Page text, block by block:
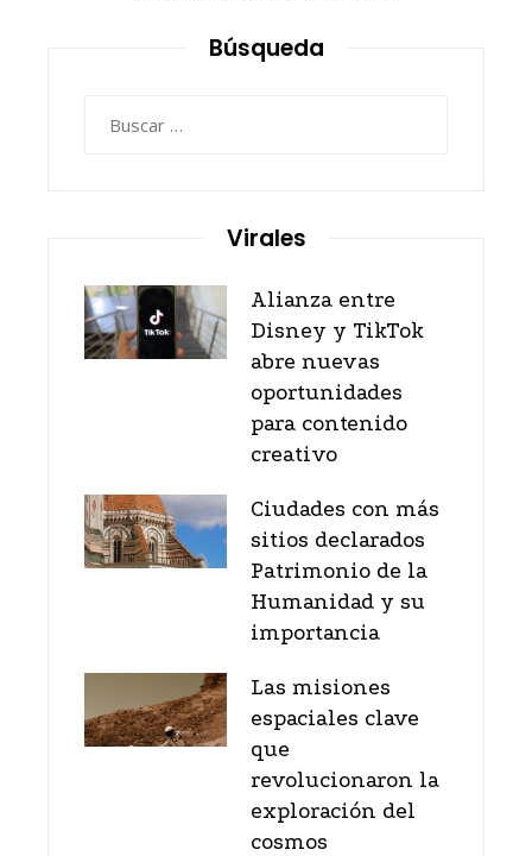
Búsqueda
Virales
Alianza entre
Disney y TikTok
abre nuevas
oportunidades
para contenido
creativo
Ciudades con más
sitios declarados
Patrimonio de la
Humanidad y su
importancia
Las misiones
espaciales clave
que
revolucionaron la
exploración del
cosmos